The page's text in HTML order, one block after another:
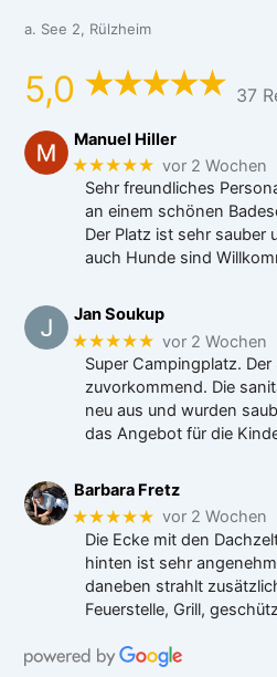
a. See 2, Rülzheim
5,0 37
Manuel Hiller
★★★★★ vor 2 Wochen
Sehr freundliches
an einem schönen
Der Platz ist sehr sauber
auch Hunde sind
Jan Soukup
★★★★★ vor 2 Wochen
Super Campingplatz.
zuvorkommend. Die
neu aus und wurden
das Angebot für die
Barbara Fretz
★★★★★ vor 2 Wochen
Die Ecke mit den
hinten ist sehr
daneben strahlt
Feuerstelle, Grill,